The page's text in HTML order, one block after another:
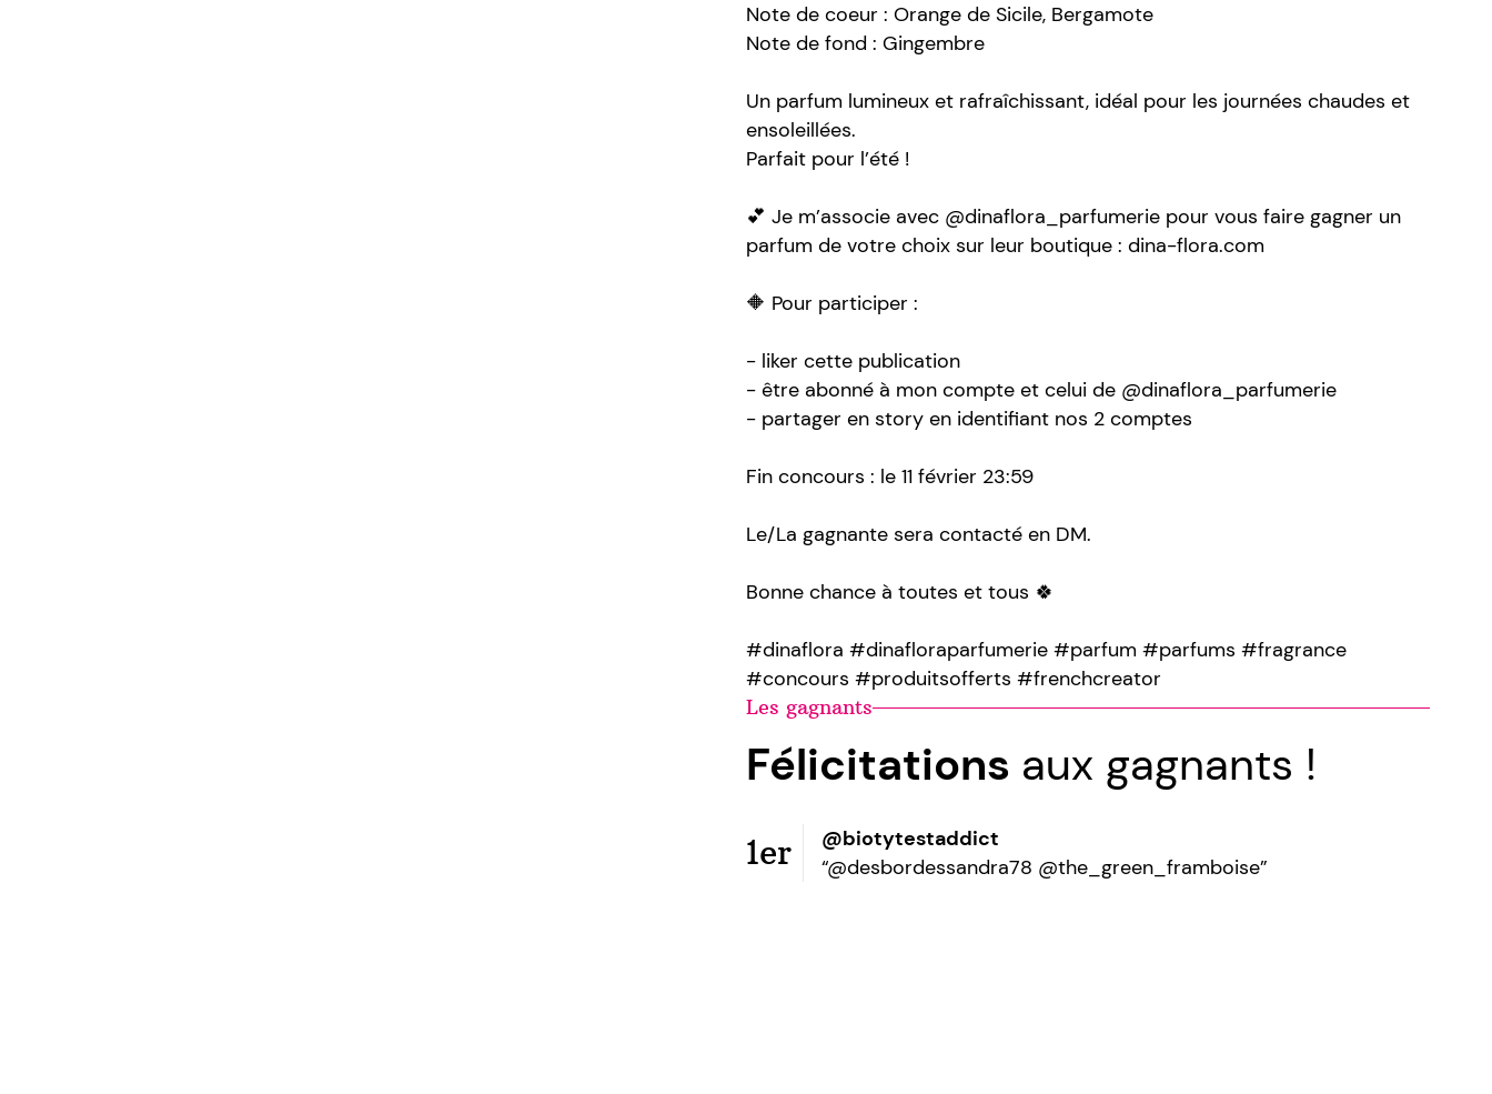
Note de coeur : Orange de Sicile, Bergamote
Note de fond : Gingembre
Un parfum lumineux et rafraîchissant, idéal pour les journées chaudes et
ensoleillées.
Parfait pour l’été !
💕 Je m’associe avec @dinaflora_parfumerie pour vous faire gagner un
parfum de votre choix sur leur boutique : dina-flora.com
🔶 Pour participer :
- liker cette publication
- être abonné à mon compte et celui de @dinaflora_parfumerie
- partager en story en identifiant nos 2 comptes
Fin concours : le 11 février 23:59
Le/La gagnante sera contacté en DM.
Bonne chance à toutes et tous 🍀
#dinaflora #dinafloraparfumerie #parfum #parfums #fragrance
#concours #produitsofferts #frenchcreator
Les gagnants
Félicitations aux gagnants !
1er
@biotytestaddict
“@desbordessandra78 @the_green_framboise”